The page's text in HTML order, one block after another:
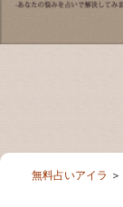
無料占いアイラ ＞